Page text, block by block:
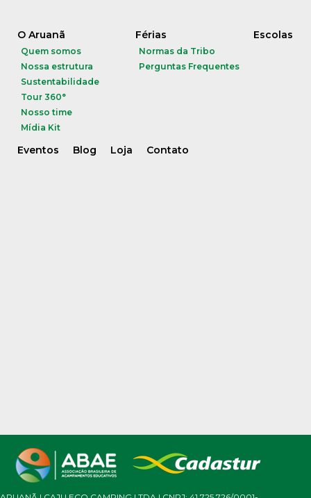
O Aruanã
Quem somos
Nossa estrutura
Sustentabilidade
Tour 360°
Nosso time
Mídia Kit
Férias
Normas da Tribo
Perguntas Frequentes
Escolas
Eventos Blog Loja Contato